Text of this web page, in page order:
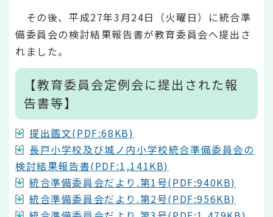
その後、平成27年3月24日（火曜日）に統合準
備委員会の検討結果報告書が教育委員会へ提出さ
れました。
【教育委員会定例会に提出された報
告書等】
提出鑑文(PDF:68KB)
長戸小学校及び城ノ内小学校統合準備委員会の
検討結果報告書(PDF:1,141KB)
統合準備委員会だより.第1号(PDF:940KB)
統合準備委員会だより.第2号(PDF:956KB)